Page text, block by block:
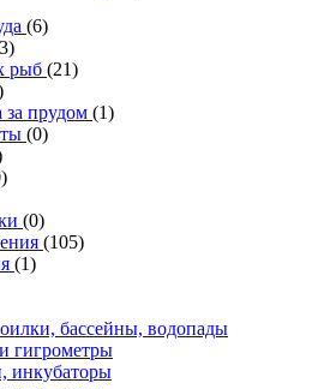
(6)
рыб (21)
за прудом (1)
(0)
(0)
(105)
(1)
бассейны, водопады
гигрометры
инкубаторы